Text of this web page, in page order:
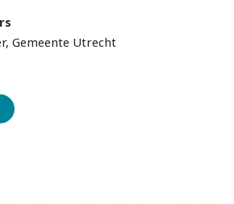
Gemeente Utrecht